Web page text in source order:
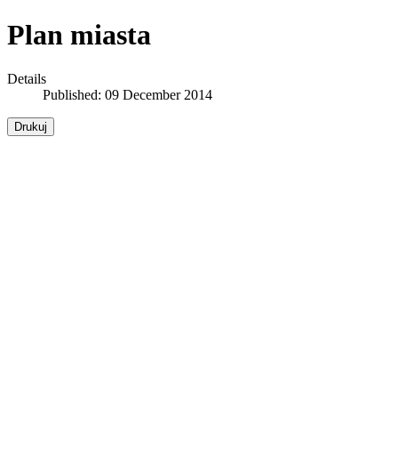
Plan miasta
Details
Published: 09 December 2014
Drukuj